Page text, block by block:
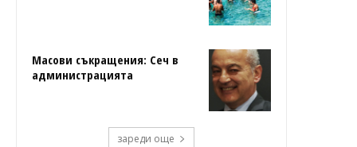
Масови съкращения: Сеч в
администрацията
зареди още